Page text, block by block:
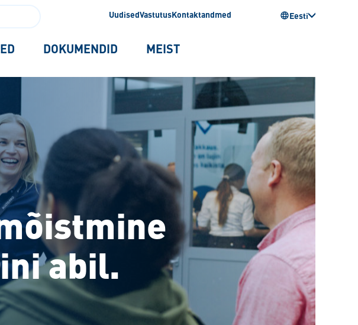
UudisedVastutusKontaktandmed Eesti
DOKUMENDID MEIST
abil.